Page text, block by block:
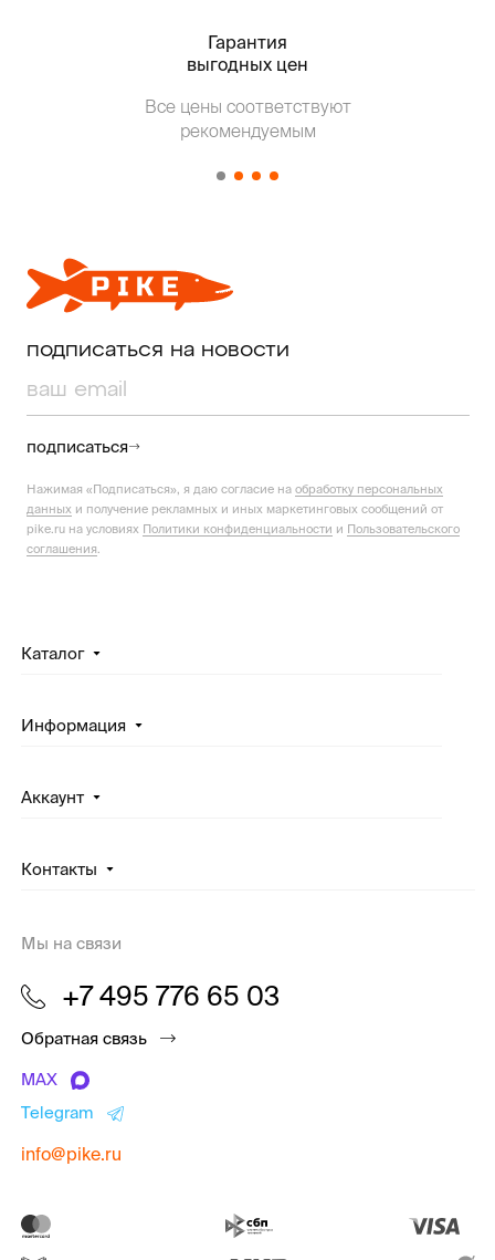
Гарантия
выгодных цен
Все цены соответствуют
рекомендуемым
подписаться на новости
подписаться
Нажимая «Подписаться», я даю согласие на обработку персональных
данных и получение рекламных и иных маркетинговых сообщений от
pike.ru на условиях Политики конфиденциальности и Пользовательского
соглашения
Каталог
Информация
Аккаунт
Контакты
Мы на связи
+7 495 776 65 03
Обратная связь
MAX
Telegram
info@pike.ru